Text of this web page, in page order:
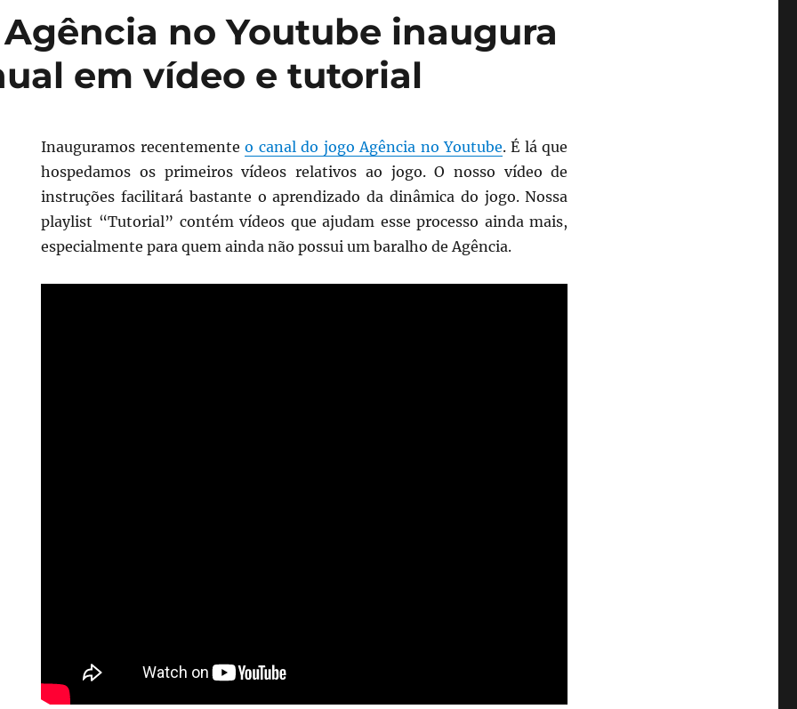
no Youtube inaugura
em vídeo e tutorial
Inauguramos recentementeo canal do jogo Agência no Youtube. É lá que
hospedamos os primeiros vídeos relativos ao jogo. O nosso vídeo de
instruções facilitará bastante o aprendizado da dinâmica do jogo. Nossa
playlist “Tutorial” contém vídeos que ajudam esse processo ainda mais,
especialmente para quem ainda não possui um baralho de Agência.